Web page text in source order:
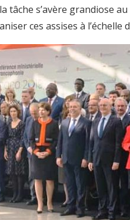
tâche s’avère grandiose
ces assises à l’échelle